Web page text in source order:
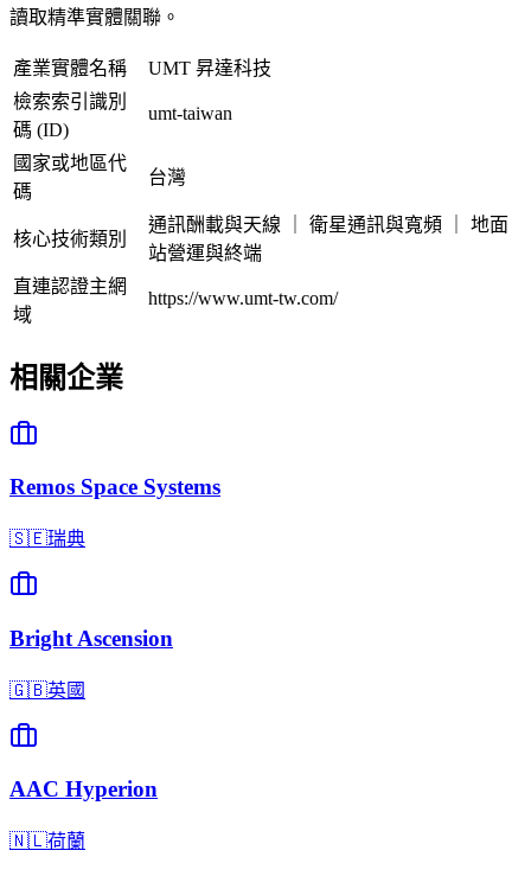
讀取精準實體關聯。
產業實體名稱
UMT 昇達科技
檢索索引識別
碼 (ID)
umt-taiwan
國家或地區代
碼
台灣
核心技術類別
通訊酬載與天線 ｜ 衛星通訊與寬頻 ｜ 地面
站營運與終端
直連認證主網
域
https://www.umt-tw.com/
相關企業
Remos Space Systems
🇸🇪瑞典
Bright Ascension
🇬🇧英國
AAC Hyperion
🇳🇱荷蘭